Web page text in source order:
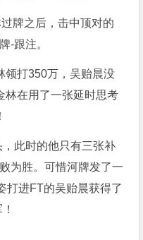
牌之后，击中顶对的
-跟注。
领打350万，吴贻晨没
林在用了一张延时思考
此时的他只有三张补
为胜。可惜河牌发了一
打进FT的吴贻晨获得了